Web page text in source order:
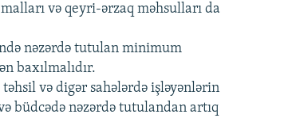
və qeyri-ərzaq məhsulları da
nəzərdə tutulan minimum
baxılmalıdır.
və digər sahələrdə işləyənlərin
büdcədə nəzərdə tutulandan artıq